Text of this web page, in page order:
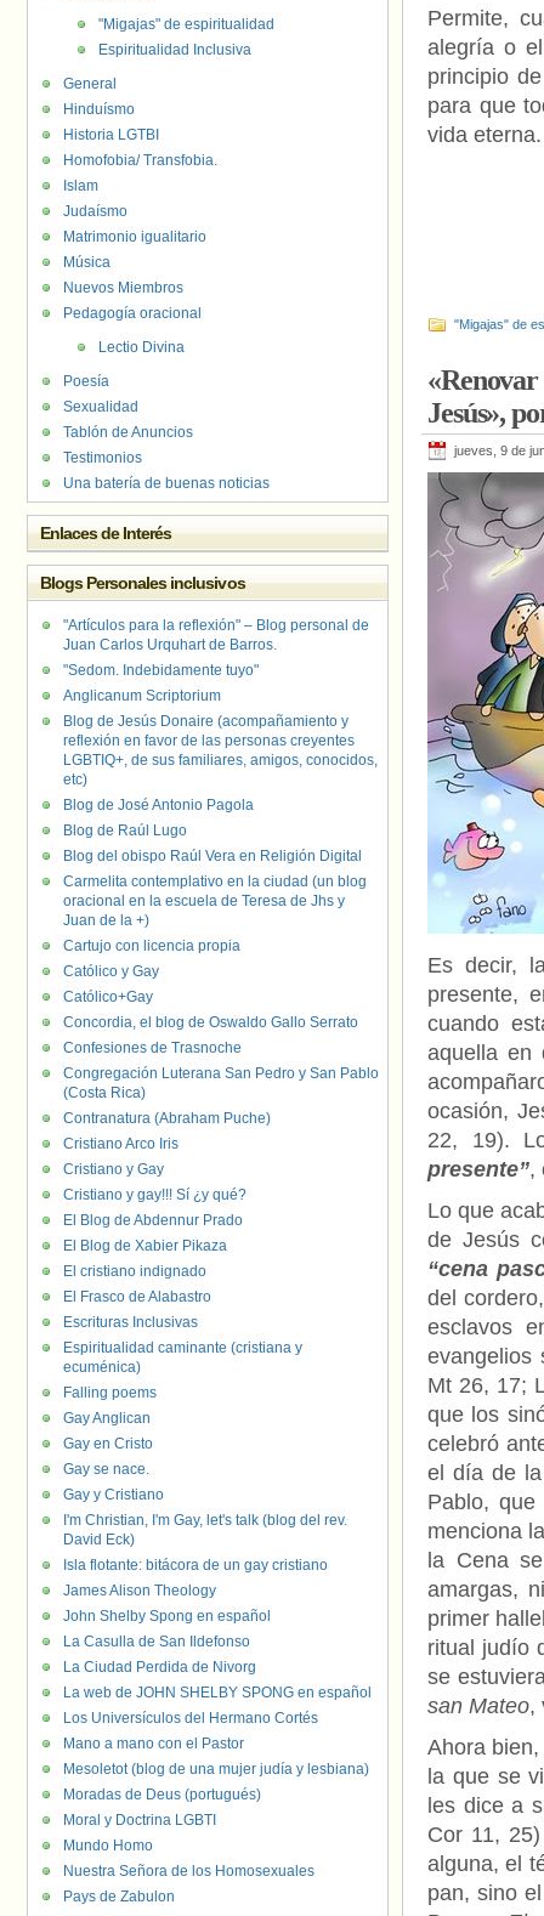
Permite,
alegría o
principio
para que
vida eterna.
"Migajas" de
«Renovar
Jesús»,
jueves, 9 de
Es decir,
presente,
cuando
aquella en
ocasión,
22, 19).
presente”,
Lo que
de Jesús
“cena
del
esclavos
evangelios
Mt 26, 17;
que los
celebró
el día de
Pablo,
menciona
la Cena
amargas,
primer
ritual judío
se
san Mateo,
Ahora
la que se
les dice a
Cor 11,
alguna, el
pan, sino
"Migajas" de espiritualidad
Espiritualidad Inclusiva
General
Hinduísmo
Historia LGTBI
Homofobia/ Transfobia.
Islam
Judaísmo
Matrimonio igualitario
Música
Nuevos Miembros
Pedagogía oracional
Lectio Divina
Poesía
Sexualidad
Tablón de Anuncios
Testimonios
Una batería de buenas noticias
Enlaces de Interés
Blogs Personales inclusivos
"Artículos para la reflexión" – Blog personal de
Juan Carlos Urquhart de Barros.
"Sedom. Indebidamente tuyo"
Anglicanum Scriptorium
Blog de Jesús Donaire (acompañamiento y
reflexión en favor de las personas creyentes
LGBTIQ+, de sus familiares, amigos, conocidos,
etc)
Blog de José Antonio Pagola
Blog de Raúl Lugo
Blog del obispo Raúl Vera en Religión Digital
Carmelita contemplativo en la ciudad (un blog
oracional en la escuela de Teresa de Jhs y
Juan de la +)
Cartujo con licencia propia
Católico y Gay
Católico+Gay
Concordia, el blog de Oswaldo Gallo Serrato
Confesiones de Trasnoche
Congregación Luterana San Pedro y San Pablo
(Costa Rica)
Contranatura (Abraham Puche)
Cristiano Arco Iris
Cristiano y Gay
Cristiano y gay!!! Sí ¿y qué?
El Blog de Abdennur Prado
El Blog de Xabier Pikaza
El cristiano indignado
El Frasco de Alabastro
Escrituras Inclusivas
Espiritualidad caminante (cristiana y
ecuménica)
Falling poems
Gay Anglican
Gay en Cristo
Gay se nace.
Gay y Cristiano
I'm Christian, I'm Gay, let's talk (blog del rev.
David Eck)
Isla flotante: bitácora de un gay cristiano
James Alison Theology
John Shelby Spong en español
La Casulla de San Ildefonso
La Ciudad Perdida de Nivorg
La web de JOHN SHELBY SPONG en español
Los Universículos del Hermano Cortés
Mano a mano con el Pastor
Mesoletot (blog de una mujer judía y lesbiana)
Moradas de Deus (portugués)
Moral y Doctrina LGBTI
Mundo Homo
Nuestra Señora de los Homosexuales
Pays de Zabulon